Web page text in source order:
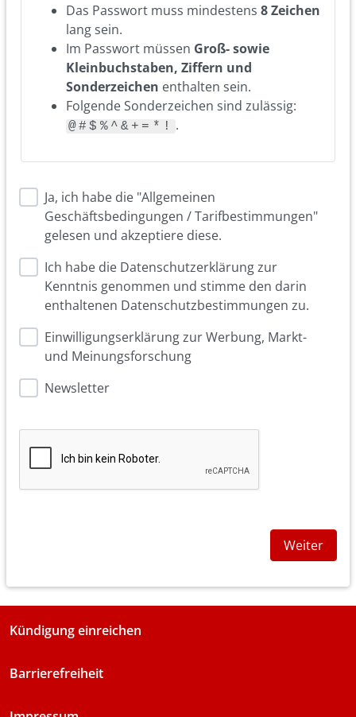
Das Passwort muss mindestens 8 Zeichen
lang sein.
Im Passwort müssen Groß- sowie
Kleinbuchstaben, Ziffern und
Sonderzeichen enthalten sein.
Folgende Sonderzeichen sind zulässig:
@#$%^&+=*! .
Ja, ich habe die "Allgemeinen
Geschäftsbedingungen / Tarifbestimmungen"
gelesen und akzeptiere diese.
Ich habe die Datenschutzerklärung zur
Kenntnis genommen und stimme den darin
enthaltenen Datenschutzbestimmungen zu.
Einwilligungserklärung zur Werbung, Markt-
und Meinungsforschung
Newsletter
Weiter
Kündigung einreichen
Barrierefreiheit